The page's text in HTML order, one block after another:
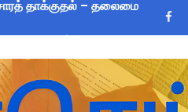
உத்தரவு!
& நிலுவைத்தொகை -